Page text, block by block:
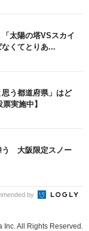
太陽の塔VSスカイ
くてとりあ...
思う都道府県」はど
実施中】
う 大阪限定スノー
by
Inc. All Rights Reserved.